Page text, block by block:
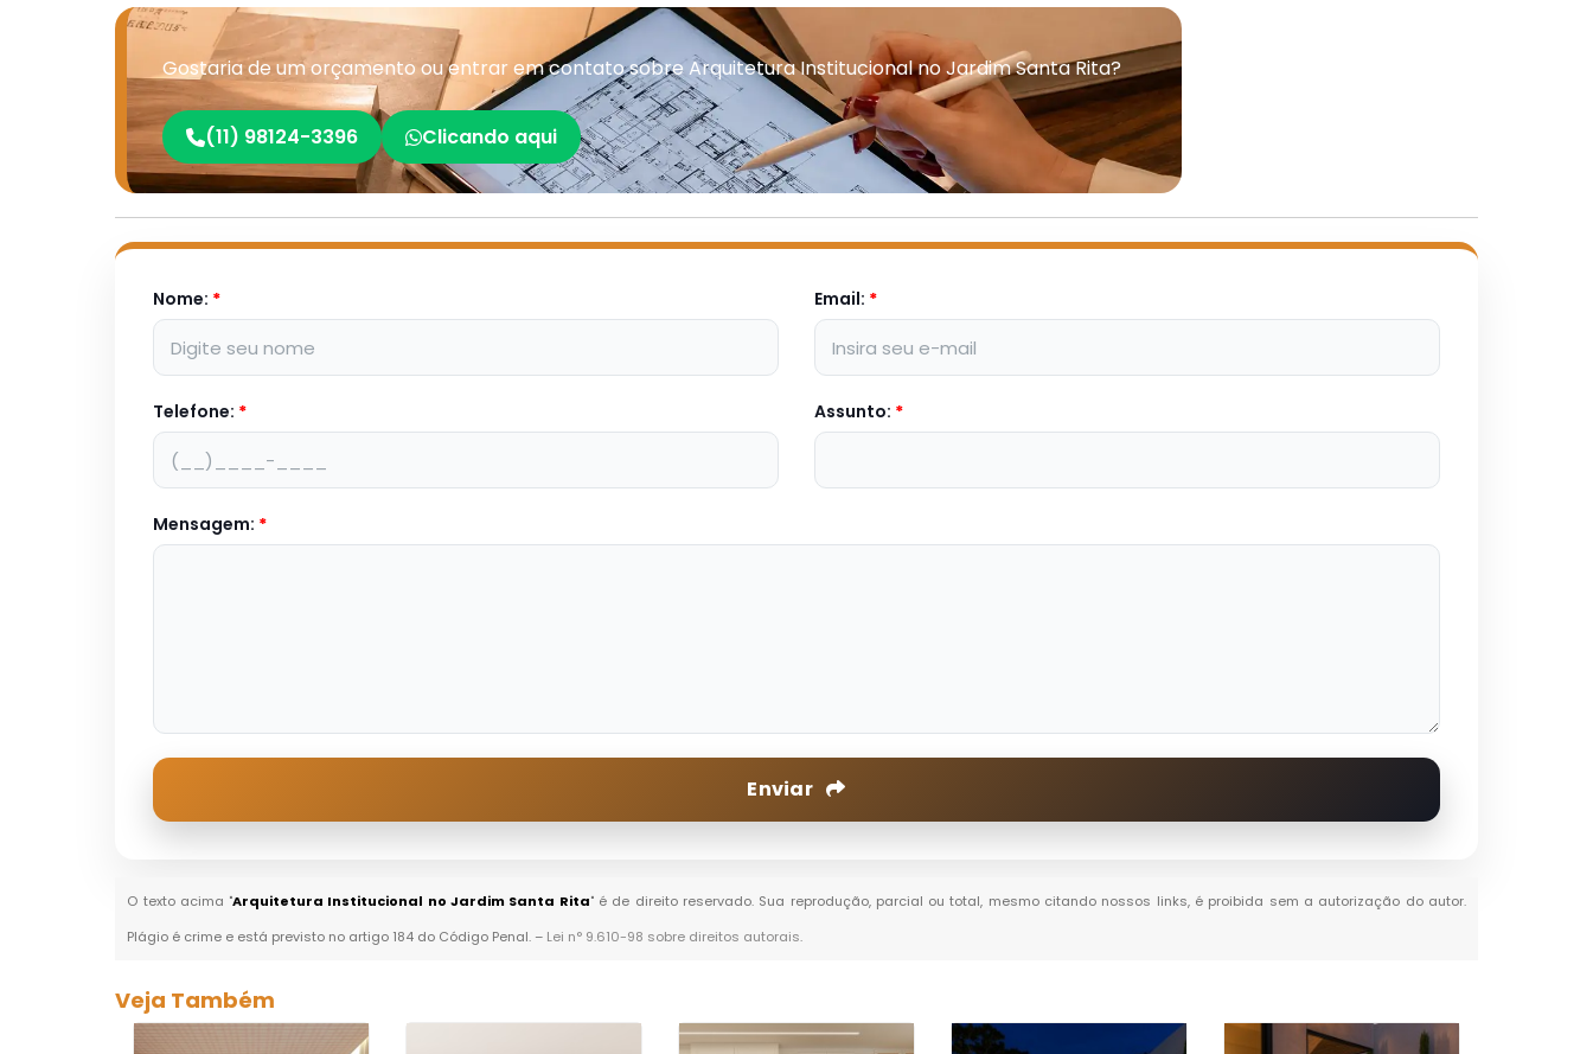
Gostaria de um orçamento ou entrar em contato sobre Arquitetura Institucional no Jardim Santa Rita?
(11) 98124-3396 Clicando aqui
Nome: * Email: *
Telefone: * Assunto: *
Mensagem: *
Enviar
O texto acima "Arquitetura Institucional no Jardim Santa Rita" é de direito reservado. Sua reprodução, parcial ou total, mesmo citando nossos links, é proibida sem a autorização do autor.
Plágio é crime e está previsto no artigo 184 do Código Penal. – Lei n° 9.610-98 sobre direitos autorais.
Veja Também